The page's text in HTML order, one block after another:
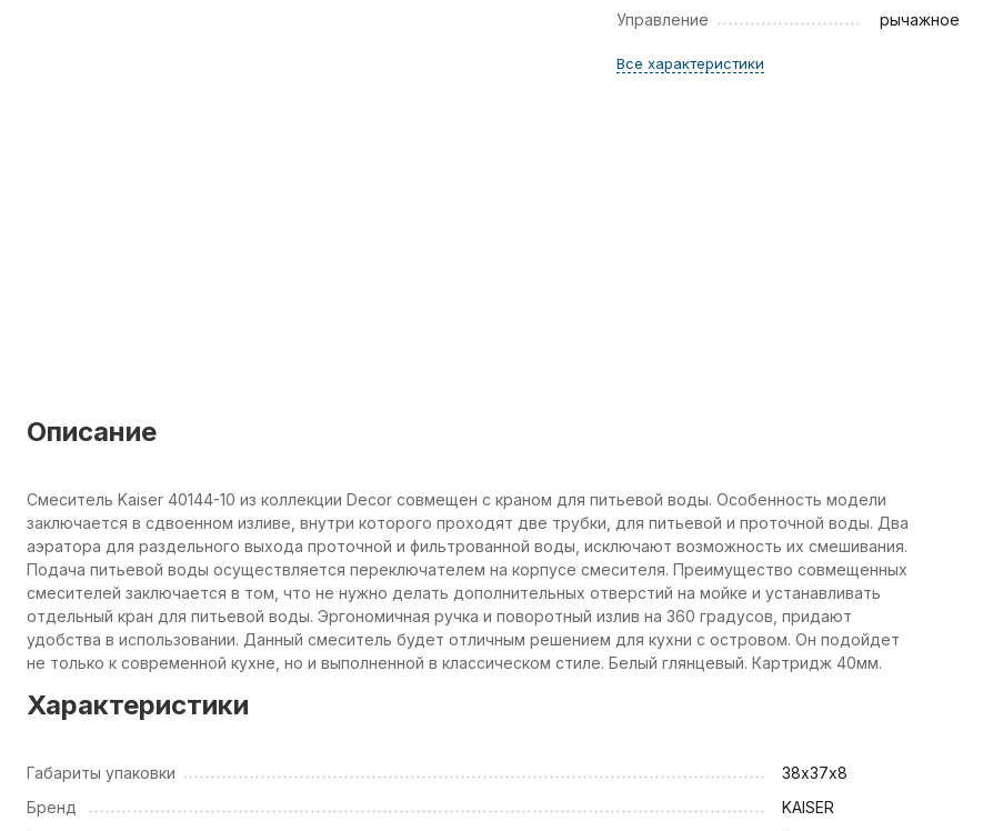
Управление
рычажное
Все характеристики
Описание
Смеситель Kaiser 40144-10 из коллекции Decor совмещен с краном для питьевой воды. Особенность модели
заключается в сдвоенном изливе, внутри которого проходят две трубки, для питьевой и проточной воды. Два
аэратора для раздельного выхода проточной и фильтрованной воды, исключают возможность их смешивания.
Подача питьевой воды осуществляется переключателем на корпусе смесителя. Преимущество совмещенных
смесителей заключается в том, что не нужно делать дополнительных отверстий на мойке и устанавливать
отдельный кран для питьевой воды. Эргономичная ручка и поворотный излив на 360 градусов, придают
удобства в использовании. Данный смеситель будет отличным решением для кухни с островом. Он подойдет
не только к современной кухне, но и выполненной в классическом стиле. Белый глянцевый. Картридж 40мм.
Характеристики
Габариты упаковки
38х37х8
Бренд
KAISER